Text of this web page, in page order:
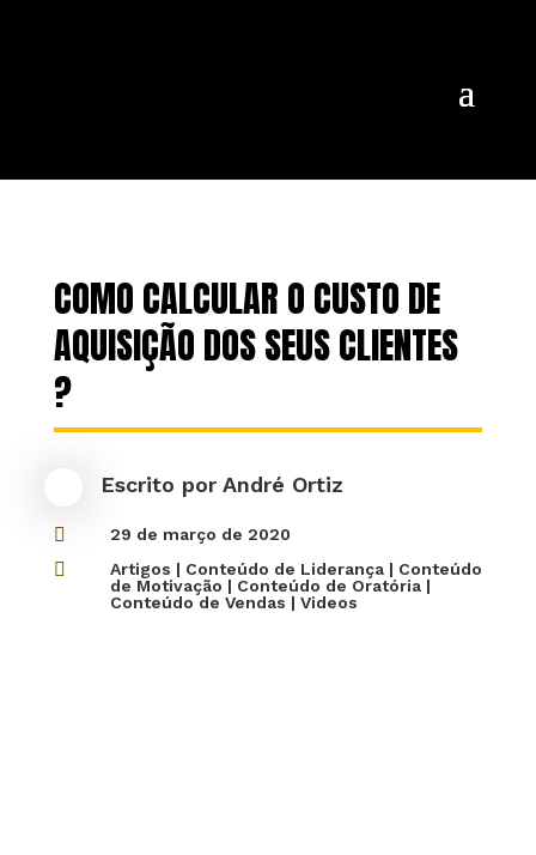
COMO CALCULAR O CUSTO DE
AQUISIÇÃO DOS SEUS CLIENTES
?
Escrito por André Ortiz
 29 de março de 2020
 Artigos | Conteúdo de Liderança| Conteúdo
de Motivação | Conteúdo de Oratória|
Conteúdo de Vendas | Videos